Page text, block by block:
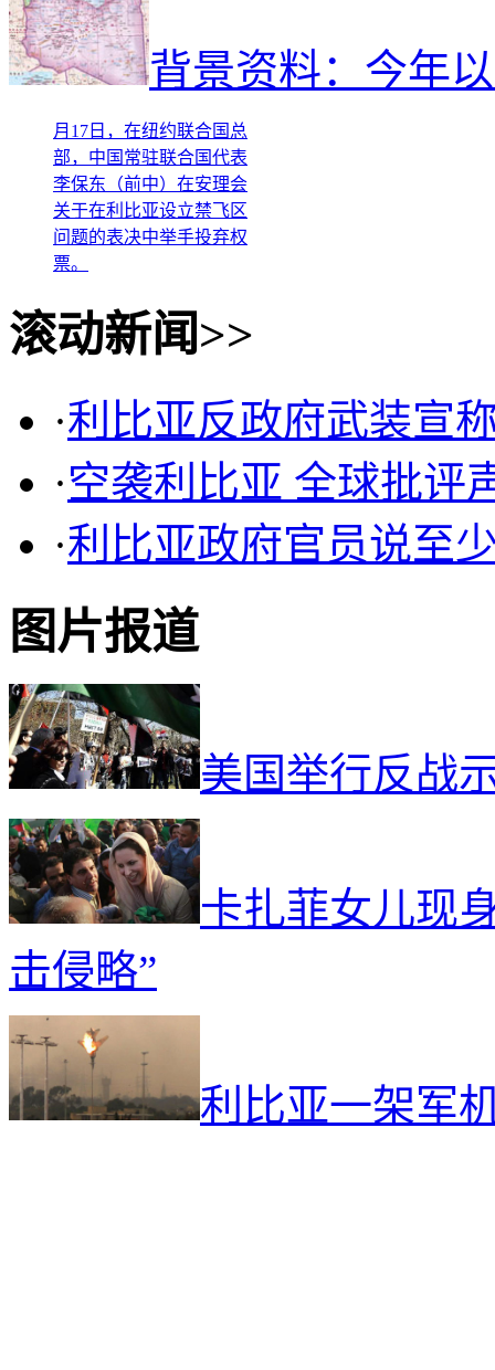
背景资料：今年
3月17日，在美国纽约联
合国总部，部分安理会理
事国代表举手投赞成票。
新华社记者申宏摄 3
部，中国常驻联合国代表
李保东（前中）在安理会
关于在利比亚设立禁飞区
问题的表决中举手投弃权
票。
合国总部，部分安理会理
事国代表举手投赞成票。
月17日，在纽约联合国总
部，中国常驻联合国代表
关于在利比亚设立禁飞区
问题的表决中举手投弃权
票。
滚动新闻>>
·利比亚反政府武装宣
·空袭利比亚 全球批评
·利比亚政府官员说至
图片报道
美国举行反战
卡扎菲女儿现
击侵略”
利比亚一架军